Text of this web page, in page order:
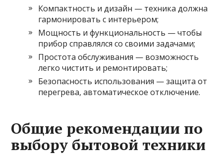
Компактность и дизайн — техника должна
гармонировать с интерьером;
Мощность и функциональность — чтобы
прибор справлялся со своими задачами;
Простота обслуживания — возможность
легко чистить и ремонтировать;
Безопасность использования — защита от
перегрева, автоматическое отключение.
Общие рекомендации по
выбору бытовой техники